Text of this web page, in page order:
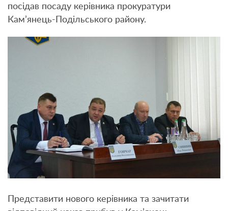
посідав посаду керівника прокуратури
Кам’янець-Подільського району.
Представити нового керівника та зачитати